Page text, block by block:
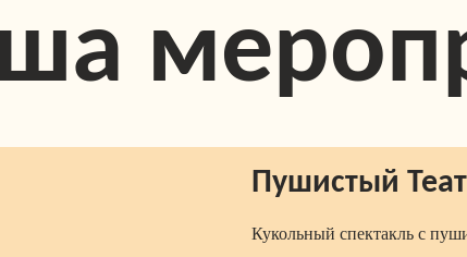
Пушистый
Кукольный спектакль с